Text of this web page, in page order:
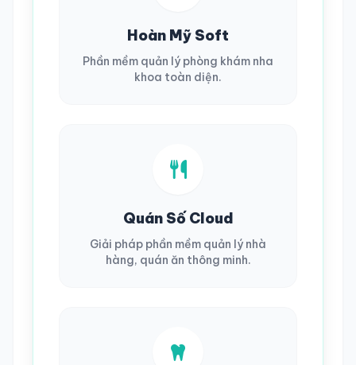
Hoàn Mỹ Soft
Phần mềm quản lý phòng khám nha
khoa toàn diện.
Quán Số Cloud
Giải pháp phần mềm quản lý nhà
hàng, quán ăn thông minh.